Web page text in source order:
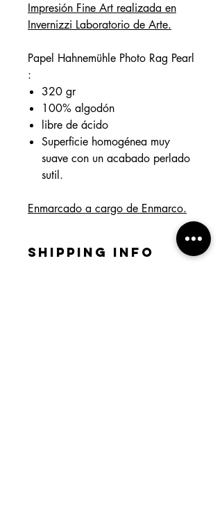
Impresión Fine Art realizada en
Invernizzi Laboratorio de Arte.
Papel Hahnemühle Photo Rag Pearl
:
320 gr
100% algodón
libre de ácido
Superficie homogénea muy
suave con un acabado perlado
sutil.
Enmarcado a cargo de Enmarco.
SHIPPING INFO